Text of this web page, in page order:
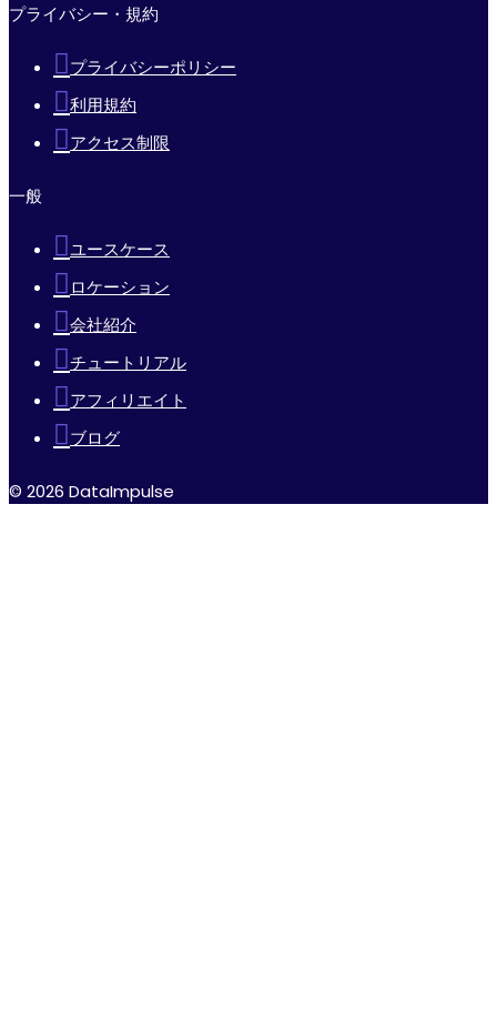
プライバシー・規約
プライバシーポリシー
利用規約
アクセス制限
一般
ユースケース
ロケーション
会社紹介
チュートリアル
アフィリエイト
ブログ
© 2026 DataImpulse